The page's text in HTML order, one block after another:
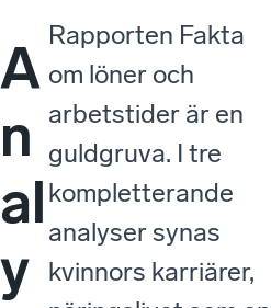
A
n
al
y
Rapporten Fakta
om löner och
arbetstider är en
guldgruva. I tre
kompletterande
analyser synas
kvinnors karriärer,